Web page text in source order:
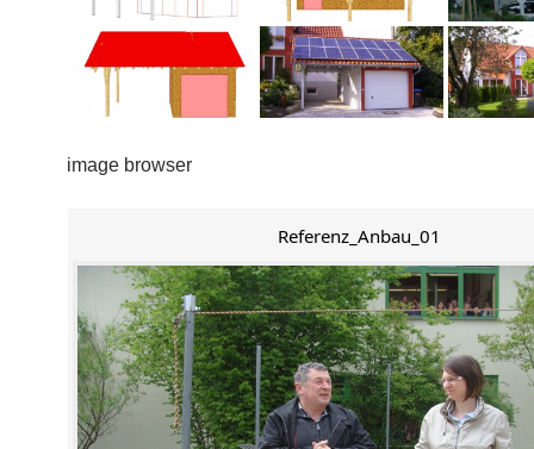
image browser
Referenz_Anbau_01